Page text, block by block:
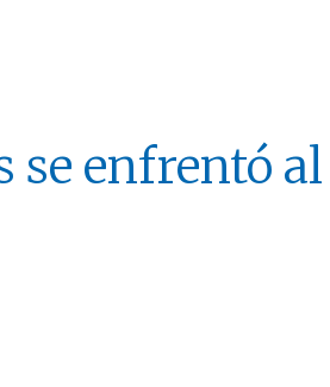
se enfrentó al